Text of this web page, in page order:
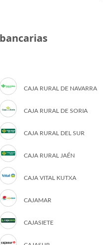
CAJA RURAL DE NAVARRA
CAJA RURAL DE SORIA
CAJA RURAL DEL SUR
CAJA RURAL JAÉN
CAJA VITAL KUTXA
CAJAMAR
CAJASIETE